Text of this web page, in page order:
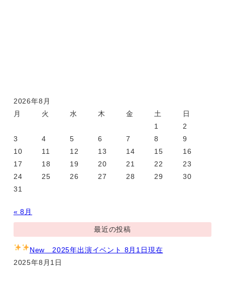
2026年8月
月
火 水 木 金 土
日
1
2
3
4 5 6 7 8
9
10
11 12 13 14 15
16
17
18 19 20 21 22
23
24
25 26 27 28 29
30
31
« 8月
最近の投稿
New 2025年出演イベント 8月1日現在
2025年8月1日